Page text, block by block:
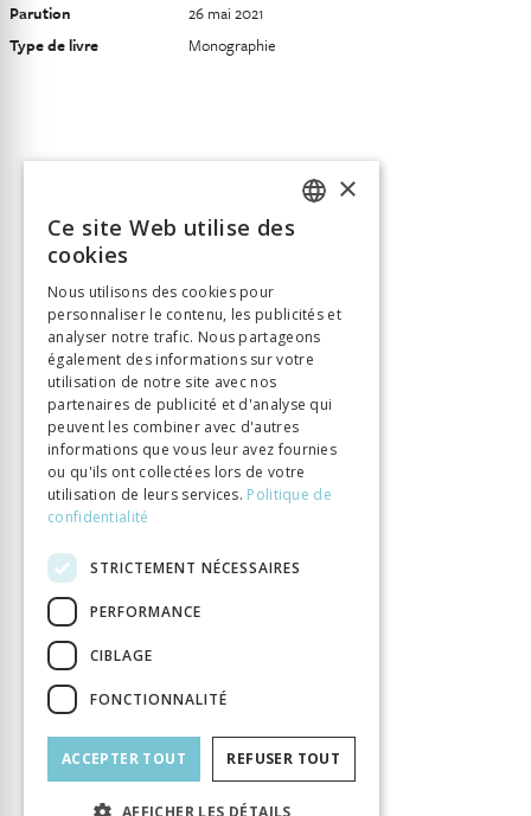
Parution
26 mai 2021
Type de livre
Monographie
ITALIAN
×
Ce site Web utilise des
cookies
Nous utilisons des cookies pour
personnaliser le contenu, les publicités et
analyser notre trafic. Nous partageons
également des informations sur votre
utilisation de notre site avec nos
partenaires de publicité et d'analyse qui
peuvent les combiner avec d'autres
informations que vous leur avez fournies
ou qu'ils ont collectées lors de votre
utilisation de leurs services. Politique de
confidentialité
STRICTEMENT NÉCESSAIRES
PERFORMANCE
CIBLAGE
FONCTIONNALITÉ
ACCEPTER TOUT REFUSER TOUT
AFFICHER LES DÉTAILS